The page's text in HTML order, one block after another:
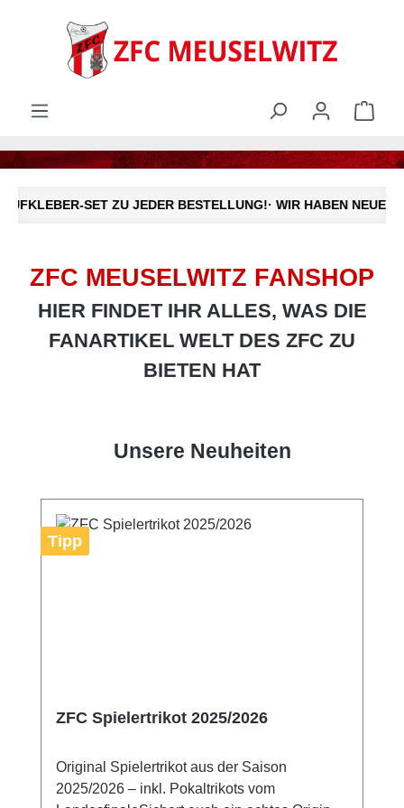
springen
SET ZU JEDER BESTELLUNG!· WIR HABEN NEUE
ZFC MEUSELWITZ FANSHOP
HIER FINDET IHR ALLES, WAS DIE
FANARTIKEL WELT DES ZFC ZU
BIETEN HAT
Unsere Neuheiten
Tipp
ZFC Spielertrikot 2025/2026
Original Spielertrikot aus der Saison
2025/2026 – inkl. Pokaltrikots vom